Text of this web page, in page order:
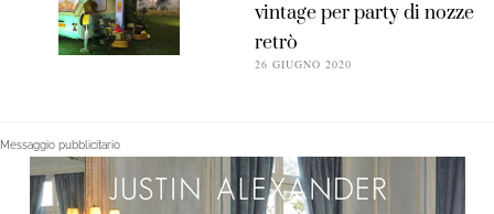
vintage per party di nozze
retrò
26 GIUGNO 2020
Messaggio pubblicitario